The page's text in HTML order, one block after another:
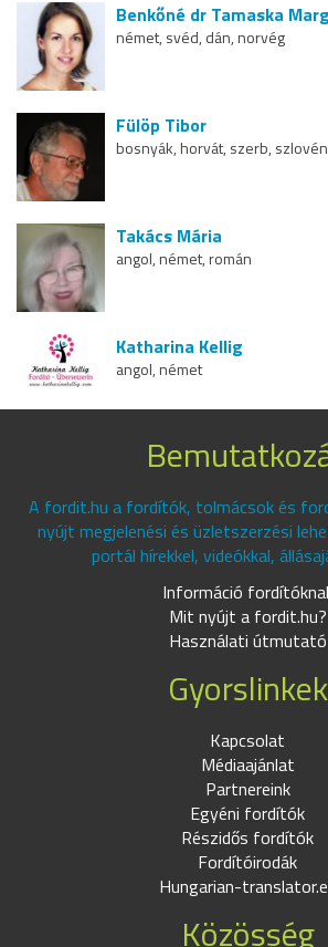
Benkőné dr Tamaska
német, svéd, dán, norvég
Fülöp Tibor
bosnyák, horvát, szerb, szlovén
Takács Mária
angol, német, román
Katharina Kellig
angol, német
A fordit.hu a fordítók, tolmácsok és
nyújt megjelenési és üzletszerzési
portál hírekkel, videókkal,
Információ
Mit nyújt a fordit.hu?
Használati útmutató
Gyorslinkek
Kapcsolat
Médiaajánlat
Partnereink
Egyéni fordítók
Részidős fordítók
Fordítóirodák
Hungarian-
Közösség